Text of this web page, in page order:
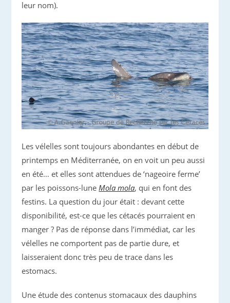
leur nom).
Les vélelles sont toujours abondantes en début de
printemps en Méditerranée, on en voit un peu aussi
en été… et elles sont attendues de ‘nageoire ferme’
par les poissons-luneMola mola, qui en font des
festins. La question du jour était : devant cette
disponibilité, est-ce que les cétacés pourraient en
manger ? Pas de réponse dans l’immédiat, car les
vélelles ne comportent pas de partie dure, et
laisseraient donc très peu de trace dans les
estomacs.
Une étude des contenus stomacaux des dauphins